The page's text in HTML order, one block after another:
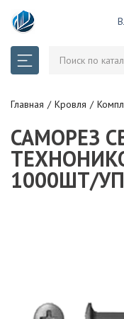
Главная Кровля
САМОРЕЗ
1000ШТ/